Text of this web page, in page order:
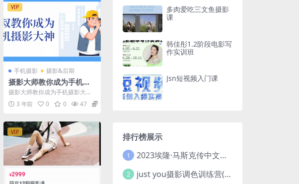
VIP
手机摄影 摄影&后期
摄影大师教你成为手机摄
影大神48课
摄影大师教你成为手机摄影大神4
8课 摄影作为一种迅速普及的兴
趣爱好，它不仅是一种...
3 年前 0 0 47 12.9
VIP
多肉爱吃三文鱼摄影
课
韩佳彤1.2阶段电影写
作实训班
Jsn短视频入门课
排行榜展示
1 2023埃隆·马斯克传中文版 电子书pdf
2 just you摄影调色训练营(已加密}